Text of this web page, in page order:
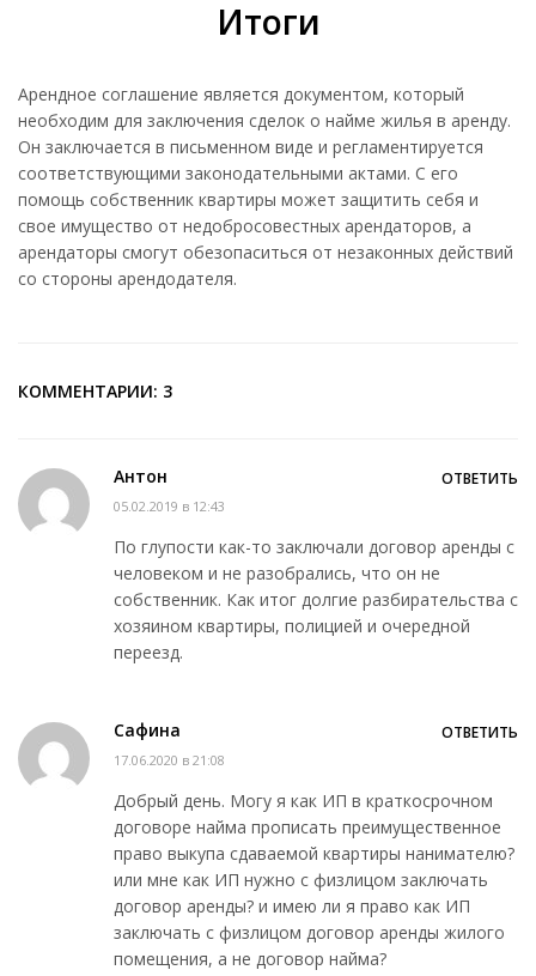
Итоги
Арендное соглашение является документом, который
необходим для заключения сделок о найме жилья в аренду.
Он заключается в письменном виде и регламентируется
соответствующими законодательными актами. С его
помощь собственник квартиры может защитить себя и
свое имущество от недобросовестных арендаторов, а
арендаторы смогут обезопаситься от незаконных действий
со стороны арендодателя.
КОММЕНТАРИИ: 3
Антон
05.02.2019 в 12:43
ОТВЕТИТЬ
По глупости как-то заключали договор аренды с
человеком и не разобрались, что он не
собственник. Как итог долгие разбирательства с
хозяином квартиры, полицией и очередной
переезд.
Сафина
17.06.2020 в 21:08
ОТВЕТИТЬ
Добрый день. Могу я как ИП в краткосрочном
договоре найма прописать преимущественное
право выкупа сдаваемой квартиры нанимателю?
или мне как ИП нужно с физлицом заключать
договор аренды? и имею ли я право как ИП
заключать с физлицом договор аренды жилого
помещения, а не договор найма?